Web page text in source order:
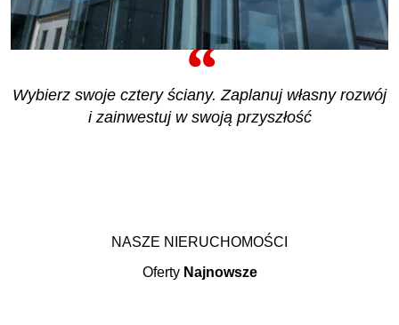
Wybierz swoje cztery ściany. Zaplanuj własny rozwój
i zainwestuj w swoją przyszłość
NASZE NIERUCHOMOŚCI
Oferty Najnowsze